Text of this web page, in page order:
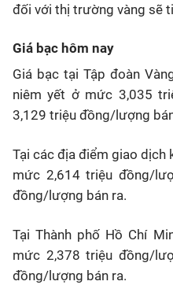
đối với thị trường vàng sẽ
Giá bạc hôm nay
Giá bạc tại Tập đoàn
niêm yết ở mức 3,035
3,129 triệu đồng/lượng
Tại các địa điểm giao dịch
mức 2,614 triệu đồng/
đồng/lượng bán ra.
Tại Thành phố Hồ Chí
mức 2,378 triệu đồng/
đồng/lượng bán ra.